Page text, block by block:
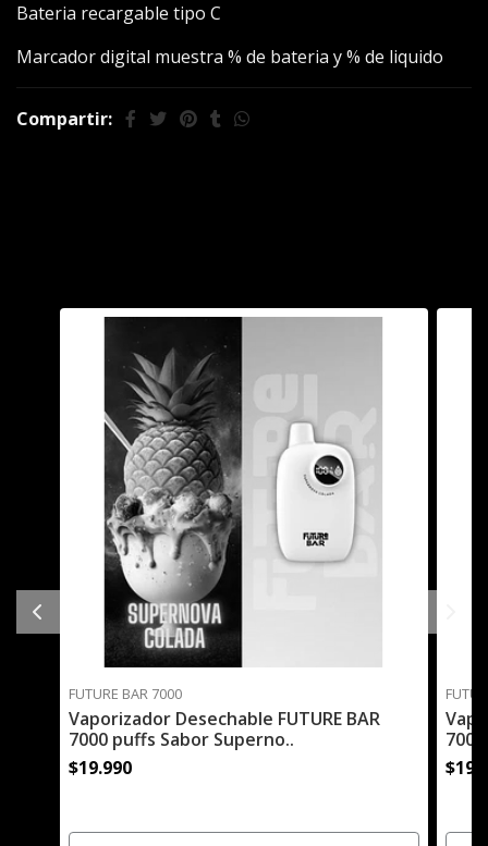
Bateria recargable tipo C
Marcador digital muestra % de bateria y % de liquido
Compartir:
FUTURE BAR 7000
Vaporizador Desechable FUTURE BAR
7000 puffs Sabor Superno..
$19.990